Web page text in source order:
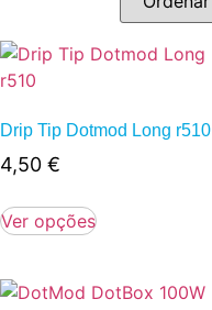
Drip Tip Dotmod Long r510
4,50 €
Ver opções